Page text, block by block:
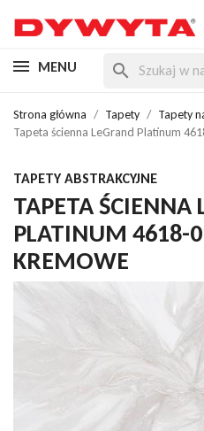
MENU search
Strona główna Tapety Tapety
Tapeta ścienna LeGrand Platinum
TAPETY ABSTRAKCYJNE
TAPETA ŚCIENNA
PLATINUM 4618-
KREMOWE